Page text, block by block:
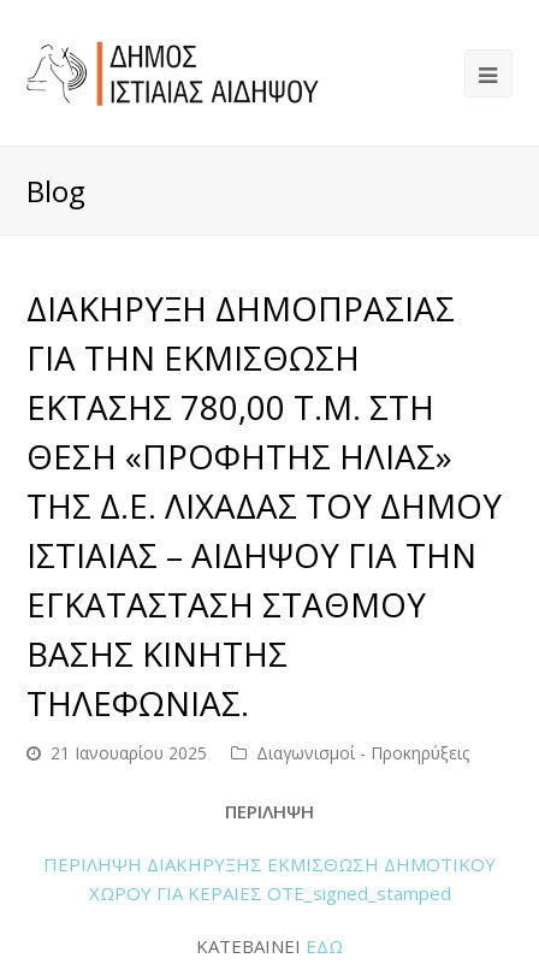
Blog
ΔΙΑΚΗΡΥΞΗ ΔΗΜΟΠΡΑΣΙΑΣ
ΓΙΑ ΤΗΝ ΕΚΜΙΣΘΩΣΗ
ΕΚΤΑΣΗΣ 780,00 Τ.Μ. ΣΤΗ
ΘΕΣΗ «ΠΡΟΦΗΤΗΣ ΗΛΙΑΣ»
ΤΗΣ Δ.Ε. ΛΙΧΑΔΑΣ ΤΟΥ ΔΗΜΟΥ
ΙΣΤΙΑΙΑΣ – ΑΙΔΗΨΟΥ ΓΙΑ ΤΗΝ
ΕΓΚΑΤΑΣΤΑΣΗ ΣΤΑΘΜΟΥ
ΒΑΣΗΣ ΚΙΝΗΤΗΣ
ΤΗΛΕΦΩΝΙΑΣ.
21 Ιανουαρίου 2025 Διαγωνισμοί - Προκηρύξεις
ΠΕΡΙΛΗΨΗ
ΠΕΡΙΛΗΨΗ ΔΙΑΚΗΡΥΞΗΣ ΕΚΜΙΣΘΩΣΗ ΔΗΜΟΤΙΚΟΥ
ΧΩΡΟΥ ΓΙΑ ΚΕΡΑΙΕΣ ΟΤΕ_signed_stamped
ΚΑΤΕΒΑΙΝΕΙ ΕΔΩ